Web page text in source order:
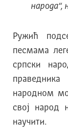
народа“,
Ружић
песмама
српски
народном
свој народ
научити.